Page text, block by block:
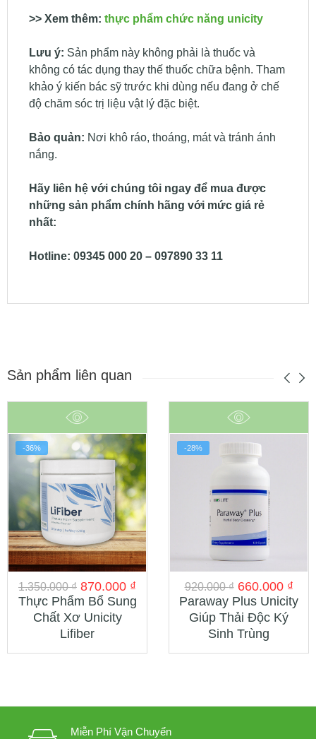
>> Xem thêm: thực phẩm chức năng unicity
Lưu ý: Sản phẩm này không phải là thuốc và
không có tác dụng thay thế thuốc chữa bệnh. Tham
khảo ý kiến bác sỹ trước khi dùng nếu đang ở chế
độ chăm sóc trị liệu vật lý đặc biệt.
Bảo quản: Nơi khô ráo, thoáng, mát và tránh ánh
nắng.
Hãy liên hệ với chúng tôi ngay để mua được
những sản phẩm chính hãng với mức giá rẻ
nhất:
Hotline: 09345 000 20 – 097890 33 11
Sản phẩm liên quan
-36%
1.350.000₫ 870.000 ₫
Thực Phẩm Bổ Sung
Chất Xơ Unicity
Lifiber
-28%
920.000₫ 660.000 ₫
Paraway Plus Unicity
Giúp Thải Độc Ký
Sinh Trùng
Miễn Phí Vận Chuyển